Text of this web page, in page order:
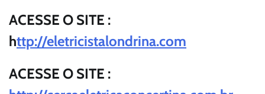
ACESSE O SITE :
http://eletricistalondrina.com
ACESSE O SITE :